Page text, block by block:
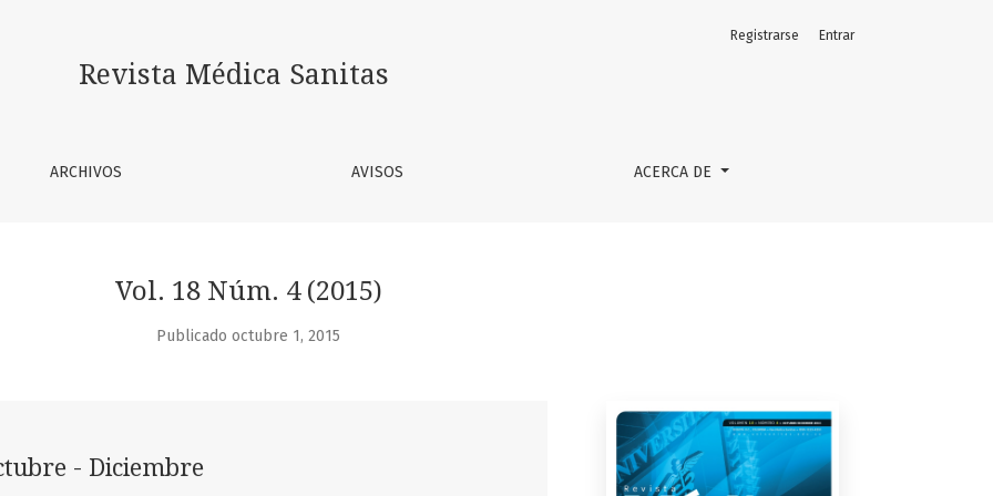
Revista Médica Sanitas
ARCHIVOS AVISOS ACERCA DE
Registrarse Entrar
Vol. 18 Núm. 4 (2015)
Publicado octubre 1, 2015
- Diciembre